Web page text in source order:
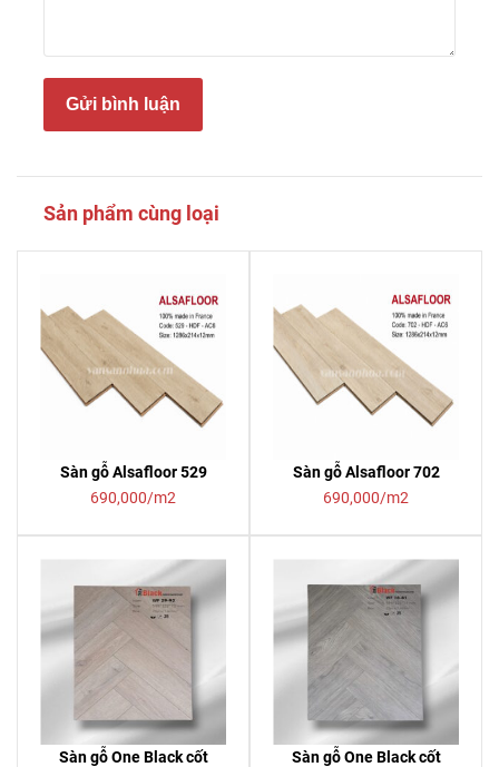
Gửi bình luận
Sản phẩm cùng loại
Sàn gỗ Alsafloor 529
690,000/m2
Sàn gỗ Alsafloor 702
690,000/m2
Sàn gỗ One Black cốt
Sàn gỗ One Black cốt